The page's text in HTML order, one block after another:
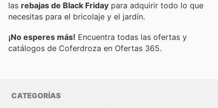
las rebajas de Black Friday para adquirir todo lo que
necesitas para el bricolaje y el jardín.
¡No esperes más! Encuentra todas las ofertas y
catálogos de Coferdroza en Ofertas 365.
CATEGORÍAS